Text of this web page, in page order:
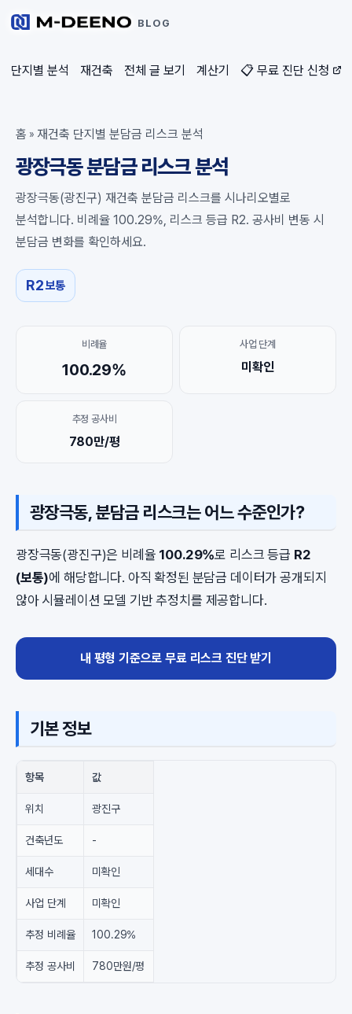
BLOG
단지별 분석 재건축 전체 글 보기 계산기 📋 무료 진단 신청
홈 » 재건축 단지별 분담금 리스크 분석
광장극동 분담금 리스크 분석
광장극동(광진구) 재건축 분담금 리스크를 시나리오별로
분석합니다. 비례율 100.29%, 리스크 등급 R2. 공사비 변동 시
분담금 변화를 확인하세요.
R2보통
비례율
100.29%
사업 단계
미확인
추정 공사비
780만/평
광장극동, 분담금 리스크는 어느 수준인가?
광장극동(광진구)은 비례율 100.29%로 리스크 등급 R2
(보통)에 해당합니다. 아직 확정된 분담금 데이터가 공개되지
않아 시뮬레이션 모델 기반 추정치를 제공합니다.
내 평형 기준으로 무료 리스크 진단 받기
기본 정보
항목 값
위치 광진구
건축년도 -
세대수 미확인
사업 단계 미확인
추정 비례율 100.29%
추정 공사비 780만원/평